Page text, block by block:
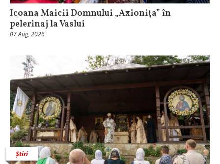
Icoana Maicii Domnului „Axionița” în
pelerinaj la Vaslui
07 Aug, 2026
Știri